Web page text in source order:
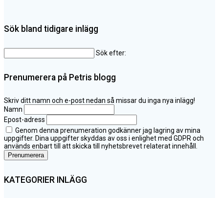
Sök bland tidigare inlägg
Sök efter:
Prenumerera på Petris blogg
Skriv ditt namn och e-post nedan så missar du inga nya inlägg!
Namn
Epost-adress
Genom denna prenumeration godkänner jag lagring av mina
uppgifter. Dina uppgifter skyddas av oss i enlighet med GDPR och
används enbart till att skicka till nyhetsbrevet relaterat innehåll.
KATEGORIER INLÄGG